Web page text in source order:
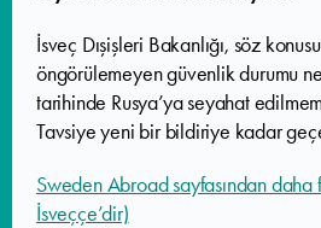
İsveç Dışişleri Bakanlığı, söz
öngörülemeyen güvenlik durumu
tarihinde Rusya’ya seyahat
Tavsiye yeni bir bildiriye kadar
Sweden Abroad sayfasından
İsveççe’dir)